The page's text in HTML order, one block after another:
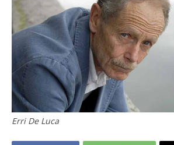
Erri De Luca